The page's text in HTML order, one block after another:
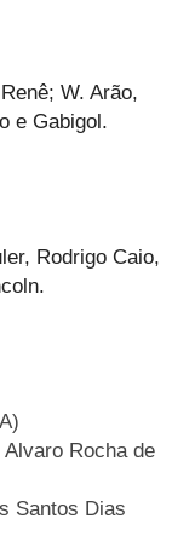
W. Arão,
e Gabigol.
Rodrigo Caio,
Rocha de
Santos Dias